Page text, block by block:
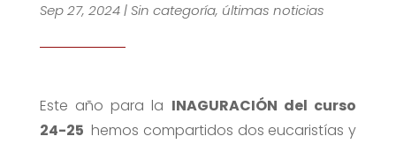
Sep 27, 2024|Sin categoría, últimas noticias
Este año para la INAGURACIÓN del curso
24-25 hemos compartidos dos eucaristías y